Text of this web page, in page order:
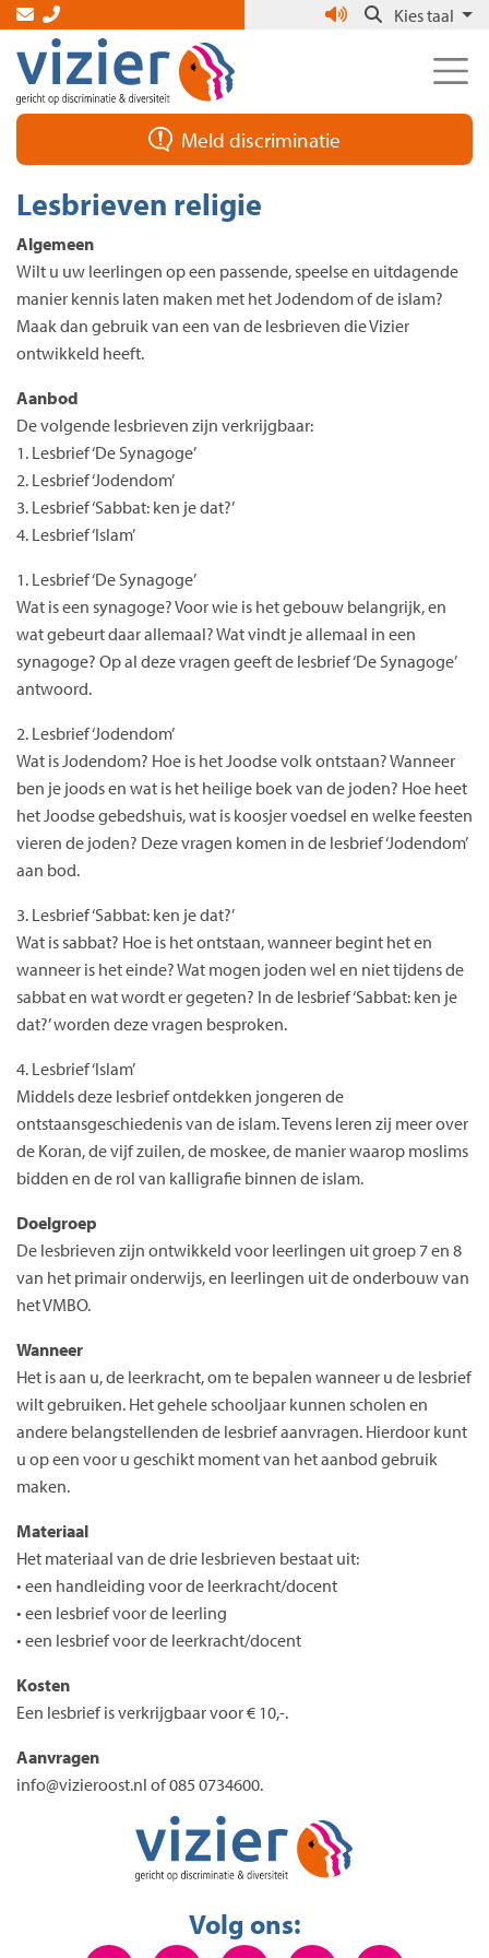
Skip
the
content
Kies taal
Meld discriminatie
Lesbrieven religie
Algemeen
Wilt u uw leerlingen op een passende, speelse en uitdagende
manier kennis laten maken met het Jodendom of de islam?
Maak dan gebruik van een van de lesbrieven die Vizier
ontwikkeld heeft.
Aanbod
De volgende lesbrieven zijn verkrijgbaar:
1. Lesbrief ‘De Synagoge’
2. Lesbrief ‘Jodendom’
3. Lesbrief ‘Sabbat: ken je dat?’
4. Lesbrief ‘Islam’
1. Lesbrief ‘De Synagoge’
Wat is een synagoge? Voor wie is het gebouw belangrijk, en
wat gebeurt daar allemaal? Wat vindt je allemaal in een
synagoge? Op al deze vragen geeft de lesbrief ‘De Synagoge’
antwoord.
2. Lesbrief ‘Jodendom’
Wat is Jodendom? Hoe is het Joodse volk ontstaan? Wanneer
ben je joods en wat is het heilige boek van de joden? Hoe heet
het Joodse gebedshuis, wat is koosjer voedsel en welke feesten
vieren de joden? Deze vragen komen in de lesbrief ‘Jodendom’
aan bod.
3. Lesbrief ‘Sabbat: ken je dat?’
Wat is sabbat? Hoe is het ontstaan, wanneer begint het en
wanneer is het einde? Wat mogen joden wel en niet tijdens de
sabbat en wat wordt er gegeten? In de lesbrief ‘Sabbat: ken je
dat?’ worden deze vragen besproken.
4. Lesbrief ‘Islam’
Middels deze lesbrief ontdekken jongeren de
ontstaansgeschiedenis van de islam. Tevens leren zij meer over
de Koran, de vijf zuilen, de moskee, de manier waarop moslims
bidden en de rol van kalligrafie binnen de islam.
Doelgroep
De lesbrieven zijn ontwikkeld voor leerlingen uit groep 7 en 8
van het primair onderwijs, en leerlingen uit de onderbouw van
het VMBO.
Wanneer
Het is aan u, de leerkracht, om te bepalen wanneer u de lesbrief
wilt gebruiken. Het gehele schooljaar kunnen scholen en
andere belangstellenden de lesbrief aanvragen. Hierdoor kunt
u op een voor u geschikt moment van het aanbod gebruik
maken.
Materiaal
Het materiaal van de drie lesbrieven bestaat uit:
• een handleiding voor de leerkracht/docent
• een lesbrief voor de leerling
• een lesbrief voor de leerkracht/docent
Kosten
Een lesbrief is verkrijgbaar voor € 10,-.
Aanvragen
info@vizieroost.nl of 085 0734600.
Volg ons: